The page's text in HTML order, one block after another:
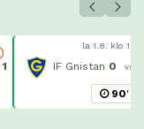
1
la 1.8. klo
IF Gnistan 0 vs
90'